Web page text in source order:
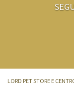
LORD PET STORE E